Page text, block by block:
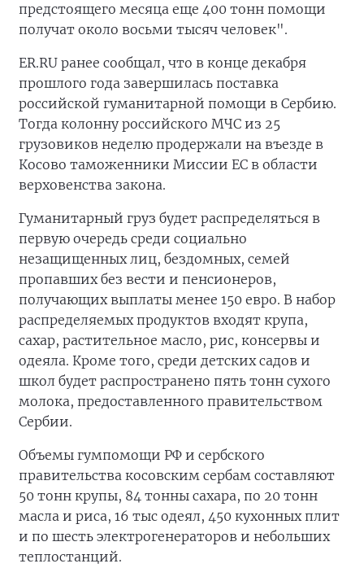
предстоящего месяца еще 400 тонн помощи
получат около восьми тысяч человек".
ER.RU ранее сообщал, что в конце декабря
прошлого года завершилась поставка
российской гуманитарной помощи в Сербию.
Тогда колонну российского МЧС из 25
грузовиков неделю продержали на въезде в
Косово таможенники Миссии ЕС в области
верховенства закона.
Гуманитарный груз будет распределяться в
первую очередь среди социально
незащищенных лиц, бездомных, семей
пропавших без вести и пенсионеров,
получающих выплаты менее 150 евро. В набор
распределяемых продуктов входят крупа,
сахар, растительное масло, рис, консервы и
одеяла. Кроме того, среди детских садов и
школ будет распространено пять тонн сухого
молока, предоставленного правительством
Сербии.
Объемы гумпомощи РФ и сербского
правительства косовским сербам составляют
50 тонн крупы, 84 тонны сахара, по 20 тонн
масла и риса, 16 тыс одеял, 450 кухонных плит
и по шесть электрогенераторов и небольших
теплостанций.